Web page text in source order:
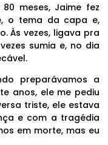
meses, Jaime fez
o tema da capa e,
Às vezes, ligava pra
sumia e, no dia
preparávamos a
anos, ele me pediu
triste, ele estava
e com a tragédia
em morte, mas eu